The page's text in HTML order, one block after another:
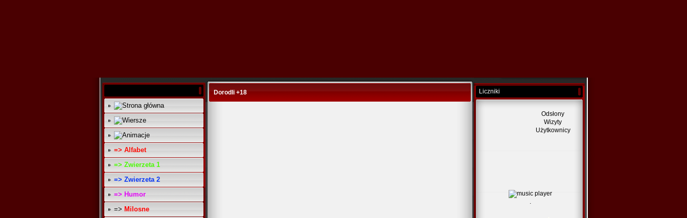
=> Alfabet
=> Zwierzeta 1
=> Zwierzeta 2
=> Humor
=> Milosne
Dorodli +18 Liczniki
Odsłony
Wizyty
Użytkownicy
.